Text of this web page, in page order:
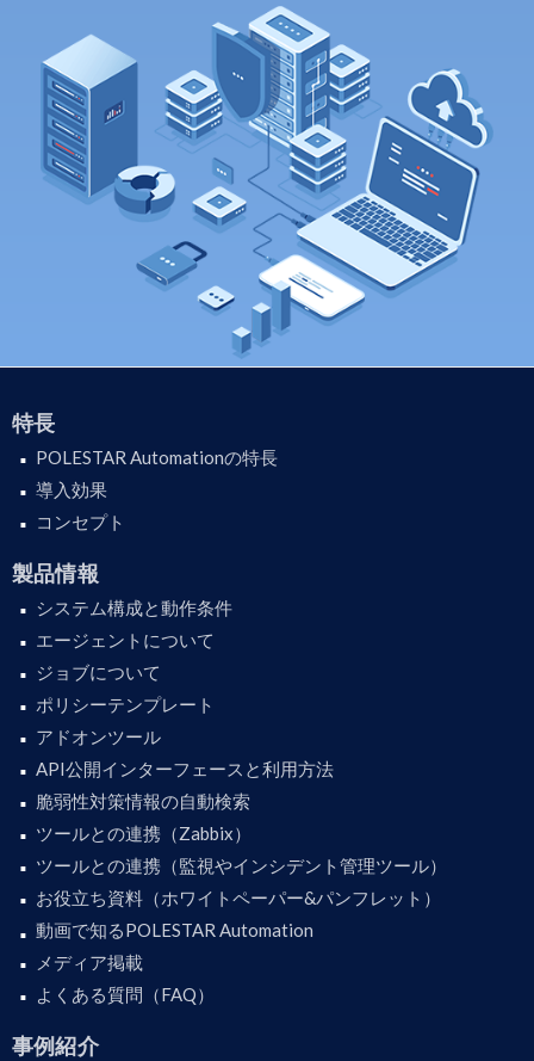
特長
POLESTAR Automationの特長
導入効果
コンセプト
製品情報
システム構成と動作条件
エージェントについて
ジョブについて
ポリシーテンプレート
アドオンツール
API公開インターフェースと利用方法
脆弱性対策情報の自動検索
ツールとの連携（Zabbix）
ツールとの連携（監視やインシデント管理ツール）
お役立ち資料（ホワイトペーパー&パンフレット）
動画で知るPOLESTAR Automation
メディア掲載
よくある質問（FAQ）
事例紹介